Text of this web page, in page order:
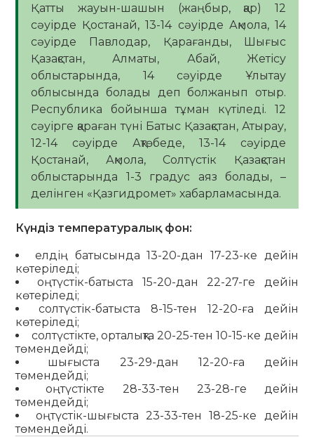
Қатты жауын-шашын (жаңбыр, қар) 12
сәуірде Қостанай, 13-14 сәуірде Ақмола, 14
сәуірде Павлодар, Қарағанды, Шығыс
Қазақстан, Алматы, Абай, Жетісу
облыстарында, 14 сәуірде Ұлытау
облысында болады деп болжанып отыр.
Республика бойынша тұман күтіледі. 12
сәуірге қараған түні Батыс Қазақстан, Атырау,
12-14 сәуірде Ақтөбеде, 13-14 сәуірде
Қостанай, Ақмола, Солтүстік Қазақстан
облыстарында 1-3 градус аяз болады, –
делінген «Қазгидромет» хабарламасында.
Күндіз температуралық фон:
елдің батысында 13-20-дан 17-23-ке дейін
көтеріледі;
оңтүстік-батыста 15-20-дан 22-27-ге дейін
көтеріледі;
солтүстік-батыста 8-15-тен 12-20-ға дейін
көтеріледі;
солтүстікте, орталықта 20-25-тен 10-15-ке дейін
төмендейді;
шығыста 23-29-дан 12-20-ға дейін
төмендейді;
оңтүстікте 28-33-тен 23-28-ге дейін
төмендейді;
оңтүстік-шығыста 23-33-тен 18-25-ке дейін
төмендейді.